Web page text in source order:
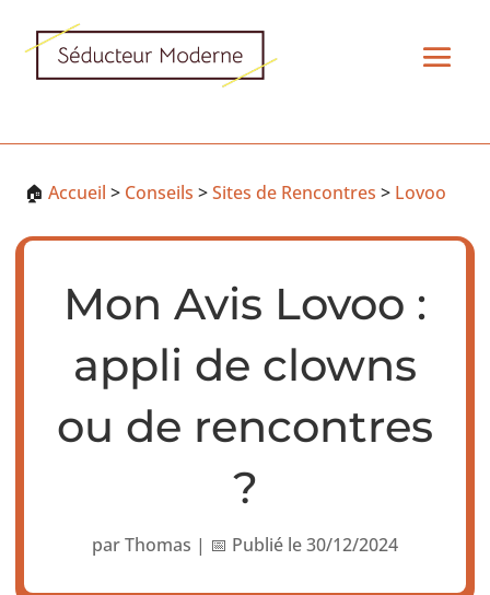
🏠Accueil > Conseils >Sites de Rencontres > Lovoo
Mon Avis Lovoo :
appli de clowns
ou de rencontres
?
parThomas | 📅 Publié le 30/12/2024